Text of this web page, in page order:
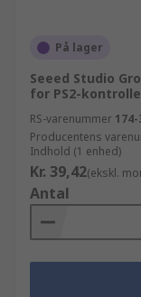
På lager
Seeed Studio
for PS2-
RS-varenummer
Producentens
Indhold (1 enhed)
Kr. 39,42(ekskl.
Antal